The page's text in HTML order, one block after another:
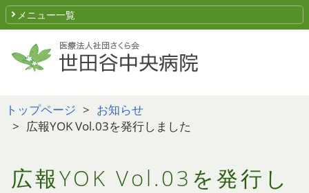
メニュー一覧
トップページ
お知らせ
広報YOK Vol.03を発行しました
広報YOK Vol.03を発行し